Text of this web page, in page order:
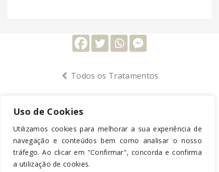
Uso de Cookies
Utilizamos cookies para melhorar a sua experiência de
navegação e conteúdos bem como analisar o nosso
tráfego. Ao clicar em "Confirmar", concorda e confirma
a utilização de cookies.
Todos os Tratamentos
Livro de Reclamações
Proteção de Dados
© Dental Care Clinic 2019 | Desenvolvido porRBB Branding